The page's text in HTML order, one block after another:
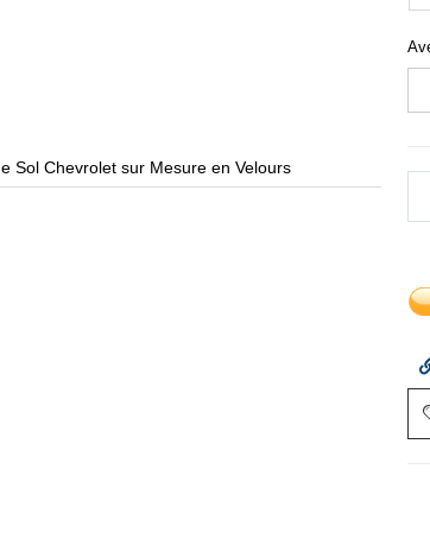
Sol Chevrolet sur Mesure en Velours